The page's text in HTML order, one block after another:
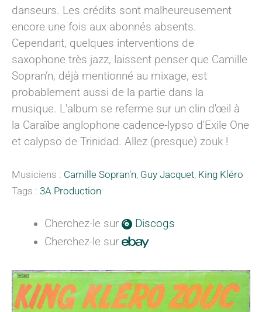
danseurs. Les crédits sont malheureusement
encore une fois aux abonnés absents.
Cependant, quelques interventions de
saxophone très jazz, laissent penser que Camille
Sopran’n, déjà mentionné au mixage, est
probablement aussi de la partie dans la
musique. L'album se referme sur un clin d'œil à
la Caraïbe anglophone cadence-lypso d'Exile One
et calypso de Trinidad. Allez (presque) zouk !
Musiciens : Camille Sopran'n, Guy Jacquet, King Kléro
Tags : 3A Production
Cherchez-le sur
Discogs
Cherchez-le sur